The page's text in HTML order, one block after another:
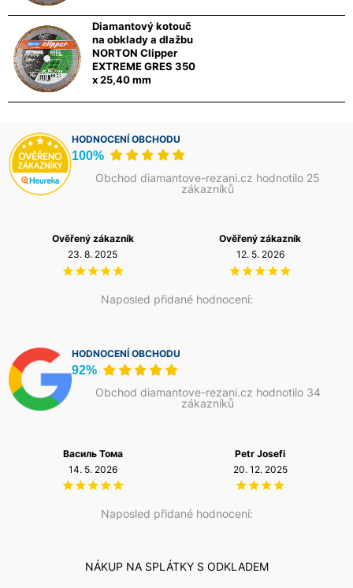
Diamantový kotouč
na obklady a dlažbu
NORTON Clipper
EXTREME GRES 350
x 25,40 mm
HODNOCENÍ OBCHODU
100%
Obchod diamantove-rezani.cz hodnotilo 25
zákazníků
Naposled přidané hodnocení:
Ověřený zákazník
23. 8. 2025
Ověřený zákazník
12. 5. 2026
HODNOCENÍ OBCHODU
92%
Obchod diamantove-rezani.cz hodnotilo 34
zákazníků
Naposled přidané hodnocení:
Василь Тома
14. 5. 2026
Petr Josefi
20. 12. 2025
NÁKUP NA SPLÁTKY S ODKLADEM